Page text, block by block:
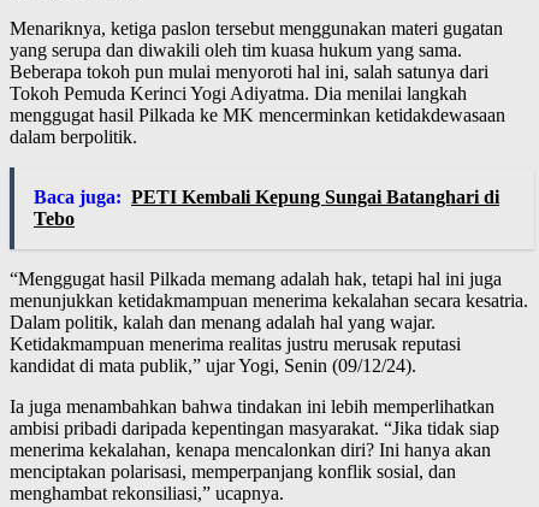
Menariknya, ketiga paslon tersebut menggunakan materi gugatan
yang serupa dan diwakili oleh tim kuasa hukum yang sama.
Beberapa tokoh pun mulai menyoroti hal ini, salah satunya dari
Tokoh Pemuda Kerinci Yogi Adiyatma. Dia menilai langkah
menggugat hasil Pilkada ke MK mencerminkan ketidakdewasaan
dalam berpolitik.
Baca juga: PETI Kembali Kepung Sungai Batanghari di
Tebo
“Menggugat hasil Pilkada memang adalah hak, tetapi hal ini juga
menunjukkan ketidakmampuan menerima kekalahan secara kesatria.
Dalam politik, kalah dan menang adalah hal yang wajar.
Ketidakmampuan menerima realitas justru merusak reputasi
kandidat di mata publik,” ujar Yogi, Senin (09/12/24).
Ia juga menambahkan bahwa tindakan ini lebih memperlihatkan
ambisi pribadi daripada kepentingan masyarakat. “Jika tidak siap
menerima kekalahan, kenapa mencalonkan diri? Ini hanya akan
menciptakan polarisasi, memperpanjang konflik sosial, dan
menghambat rekonsiliasi,” ucapnya.